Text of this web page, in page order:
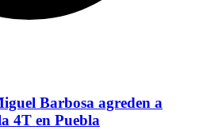
Barbosa agreden a
4T en Puebla